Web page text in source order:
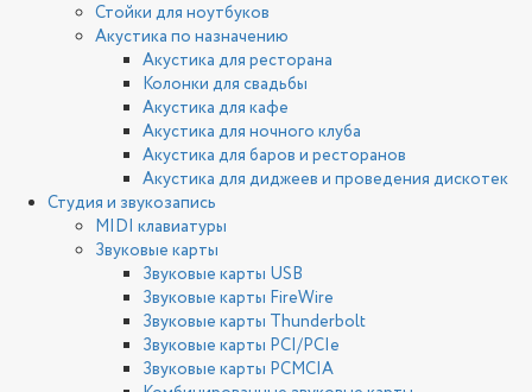
Стойки для ноутбуков
Акустика по назначению
Акустика для ресторана
Колонки для свадьбы
Акустика для кафе
Акустика для ночного клуба
Акустика для баров и ресторанов
Акустика для диджеев и проведения дискотек
Студия и звукозапись
MIDI клавиатуры
Звуковые карты
Звуковые карты USB
Звуковые карты FireWire
Звуковые карты Thunderbolt
Звуковые карты PCI/PCIe
Звуковые карты PCMCIA